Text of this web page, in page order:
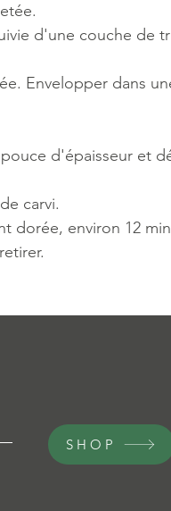
d'une couche de
Envelopper dans
d'épaisseur et
carvi.
dorée, environ 12
SHOP